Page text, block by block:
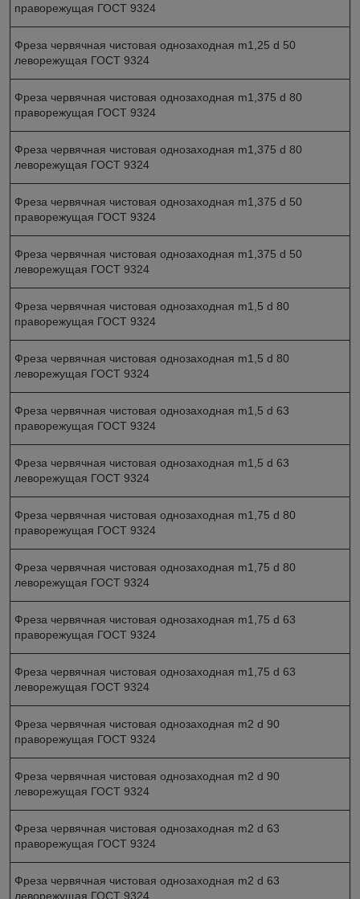
праворежущая ГОСТ 9324
Фреза червячная чистовая однозаходная m1,25 d 50
леворежущая ГОСТ 9324
Фреза червячная чистовая однозаходная m1,375 d 80
праворежущая ГОСТ 9324
Фреза червячная чистовая однозаходная m1,375 d 80
леворежущая ГОСТ 9324
Фреза червячная чистовая однозаходная m1,375 d 50
праворежущая ГОСТ 9324
Фреза червячная чистовая однозаходная m1,375 d 50
леворежущая ГОСТ 9324
Фреза червячная чистовая однозаходная m1,5 d 80
праворежущая ГОСТ 9324
Фреза червячная чистовая однозаходная m1,5 d 80
леворежущая ГОСТ 9324
Фреза червячная чистовая однозаходная m1,5 d 63
праворежущая ГОСТ 9324
Фреза червячная чистовая однозаходная m1,5 d 63
леворежущая ГОСТ 9324
Фреза червячная чистовая однозаходная m1,75 d 80
праворежущая ГОСТ 9324
Фреза червячная чистовая однозаходная m1,75 d 80
леворежущая ГОСТ 9324
Фреза червячная чистовая однозаходная m1,75 d 63
праворежущая ГОСТ 9324
Фреза червячная чистовая однозаходная m1,75 d 63
леворежущая ГОСТ 9324
Фреза червячная чистовая однозаходная m2 d 90
праворежущая ГОСТ 9324
Фреза червячная чистовая однозаходная m2 d 90
леворежущая ГОСТ 9324
Фреза червячная чистовая однозаходная m2 d 63
праворежущая ГОСТ 9324
Фреза червячная чистовая однозаходная m2 d 63
леворежущая ГОСТ 9324